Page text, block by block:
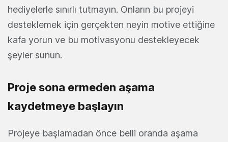
hediyelerle sınırlı tutmayın. Onların bu projeyi
desteklemek için gerçekten neyin motive ettiğine
kafa yorun ve bu motivasyonu destekleyecek
şeyler sunun.
Proje sona ermeden aşama
kaydetmeye başlayın
Projeye başlamadan önce belli oranda aşama